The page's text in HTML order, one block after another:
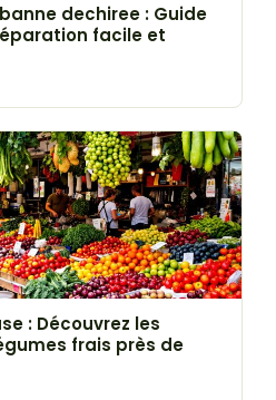
dechiree : Guide
facile et
: Découvrez les
frais près de